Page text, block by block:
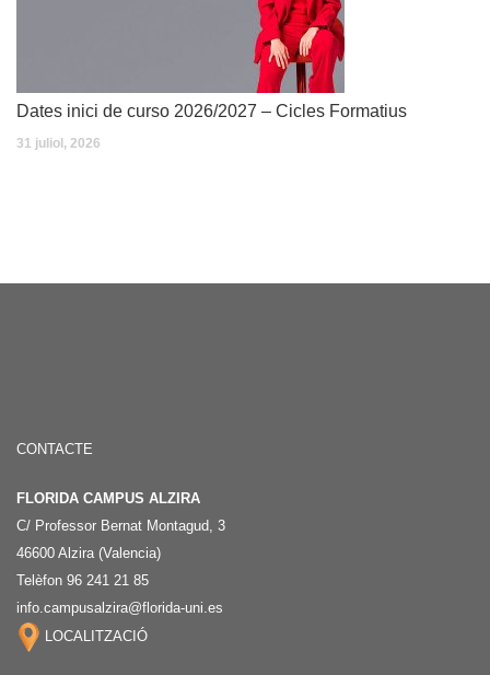
Dates inici de curso 2026/2027 – Cicles Formatius
31 juliol, 2026
CONTACTE
FLORIDA CAMPUS ALZIRA
C/ Professor Bernat Montagud, 3
46600 Alzira (Valencia)
Telèfon 96 241 21 85
info.campusalzira@florida-uni.es
LOCALITZACIÓ